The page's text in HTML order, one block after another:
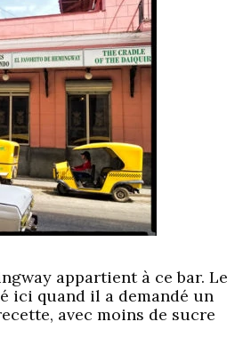
appartient à ce bar. Le
ici quand il a demandé un
avec moins de sucre